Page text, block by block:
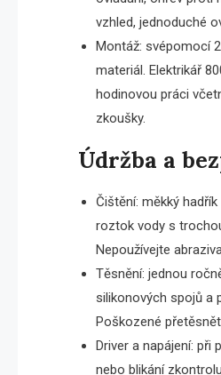
vzhled, jednoduché
Montáž: svépomocí
materiál. Elektrikář
hodinovou práci
zkoušky.
Údržba a
Čištění: měkký
roztok vody s
Nepoužívejte
Těsnění: jednou
silikonových spojů a
Poškozené
Driver a napájení: při
nebo blikání